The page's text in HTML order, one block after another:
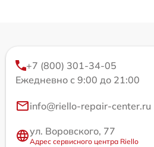
+7 (800) 301-34-05
Ежедневно с 9:00 до 21:00
info@riello-repair-center.ru
ул. Воровского, 77
Адрес сервисного центра Riello